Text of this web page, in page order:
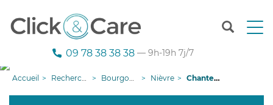
T
n
09 78 38 38 38 — 9h-19h 7j/7
Accueil Recherche aide à domicile Bourgogne-Franche-Comté Nièvre Chantenay-Saint-Imbert